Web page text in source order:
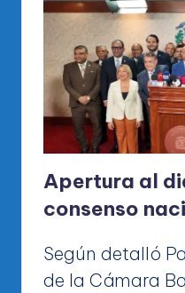
Apertura al
consenso
Según detalló
de la Cámara